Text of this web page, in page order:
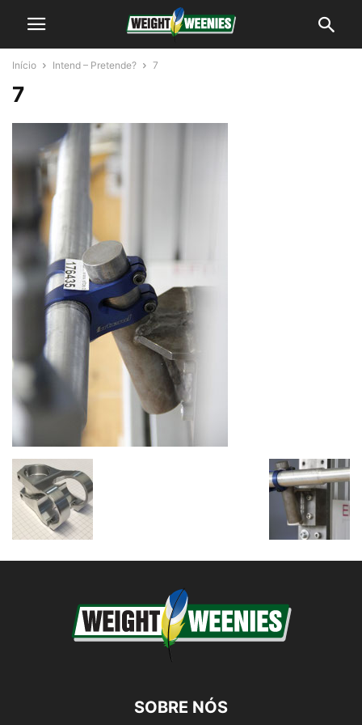
Início Intend – Pretende? 7
7
SOBRE NÓS